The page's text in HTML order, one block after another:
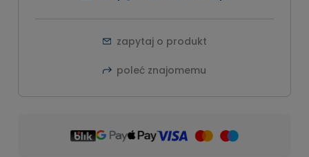
zapytaj o produkt
poleć znajomemu